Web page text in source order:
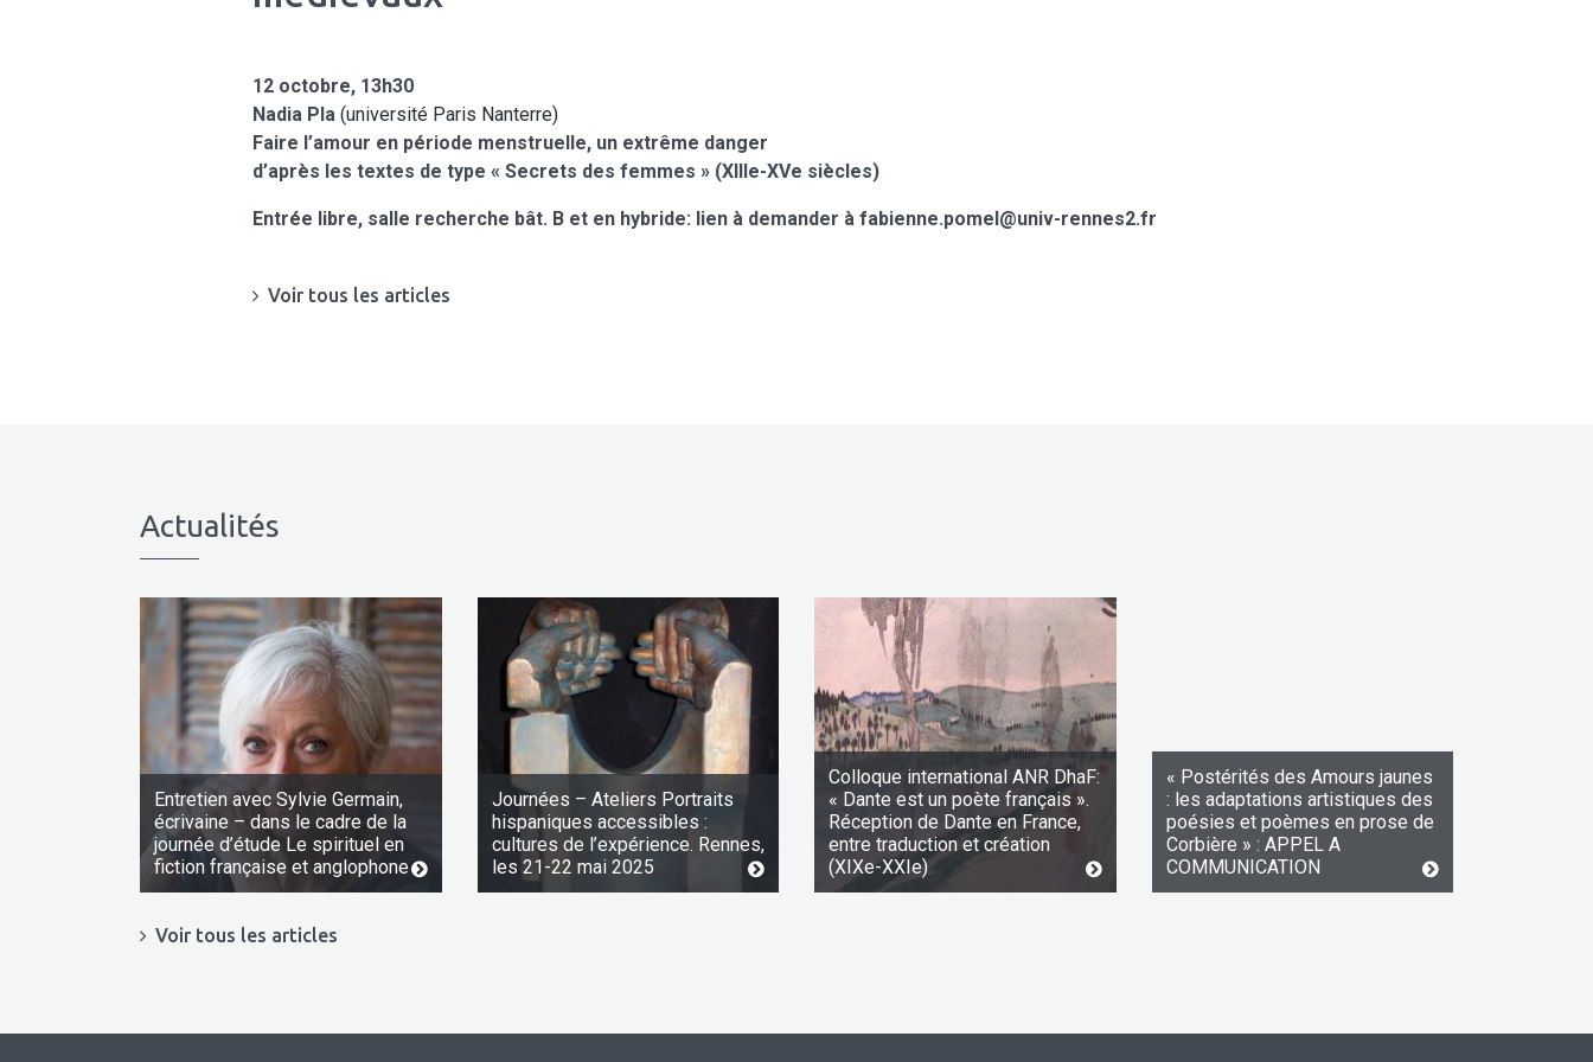
12 octobre, 13h30
Nadia Pla (université Paris Nanterre)
Faire l’amour en période menstruelle, un extrême danger
d’après les textes de type « Secrets des femmes » (XIIIe-XVe siècles)
Entrée libre, salle recherche bât. B et en hybride: lien à demander à fabienne.pomel@univ-rennes2.fr
Voir tous les articles
Actualités
Entretien avec Sylvie Germain,
écrivaine – dans le cadre de la
journée d’étude Le spirituel en
fiction française et anglophone
Journées – Ateliers Portraits
hispaniques accessibles :
cultures de l’expérience. Rennes,
les 21-22 mai 2025
Colloque international ANR DhaF:
« Dante est un poète français ».
Réception de Dante en France,
entre traduction et création
(XIXe-XXIe)
« Postérités des Amours jaunes
: les adaptations artistiques des
poésies et poèmes en prose de
Corbière » : APPEL A
COMMUNICATION
Voir tous les articles